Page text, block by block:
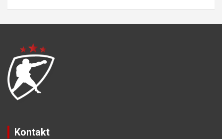
Kontakt